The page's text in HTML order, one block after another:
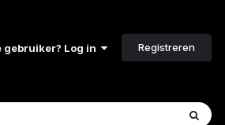
gebruiker? Log in Registreren